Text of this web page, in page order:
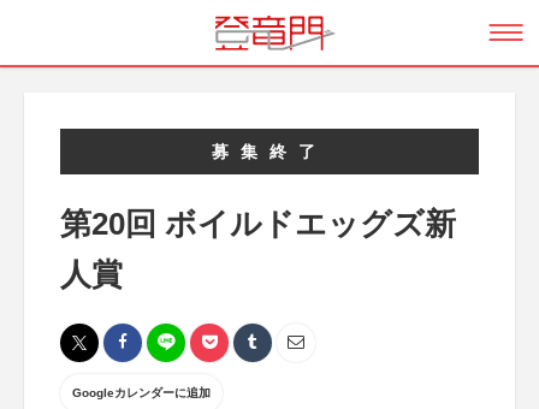
募集終了
第20回 ボイルドエッグズ新
人賞
Googleカレンダーに追加